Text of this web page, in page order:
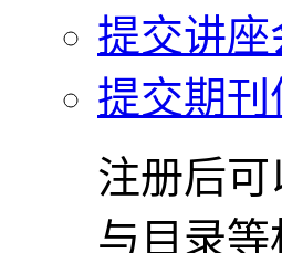
提交讲座
提交期刊
注册后
与目录